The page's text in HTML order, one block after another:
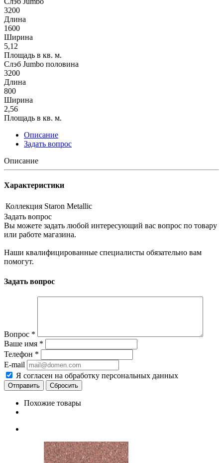
3200
Длина
1600
Ширина
5,12
Площадь в кв. м.
Слэб Jumbo половина
3200
Длина
800
Ширина
2,56
Площадь в кв. м.
Описание
Задать вопрос
Описание
Характеристики
Коллекция Staron Metallic
Задать вопрос
Вы можете задать любой интересующий вас вопрос по товару
или работе магазина.
Наши квалифицированные специалисты обязательно вам
помогут.
Задать вопрос
Вопрос *
Ваше имя *
Телефон *
E-mail
Я согласен на обработку персональных данных
Сбросить
Похожие товары